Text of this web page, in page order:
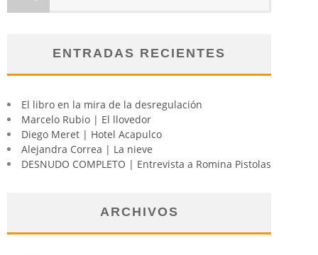
ENTRADAS RECIENTES
El libro en la mira de la desregulación
Marcelo Rubio | El llovedor
Diego Meret | Hotel Acapulco
Alejandra Correa | La nieve
DESNUDO COMPLETO | Entrevista a Romina Pistolas
ARCHIVOS